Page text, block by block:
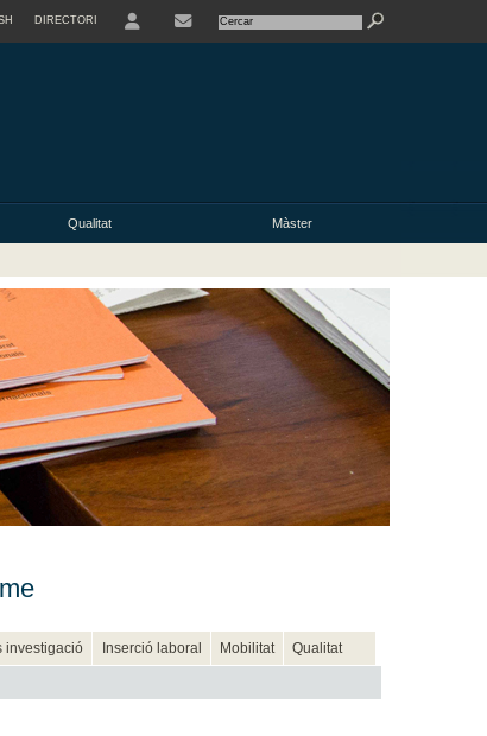
DIRECTORI
Qualitat Màster
investigació Inserció laboral Mobilitat Qualitat